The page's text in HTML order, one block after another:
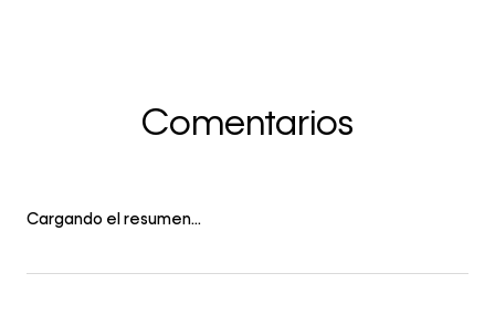
Comentarios
Cargando el resumen…